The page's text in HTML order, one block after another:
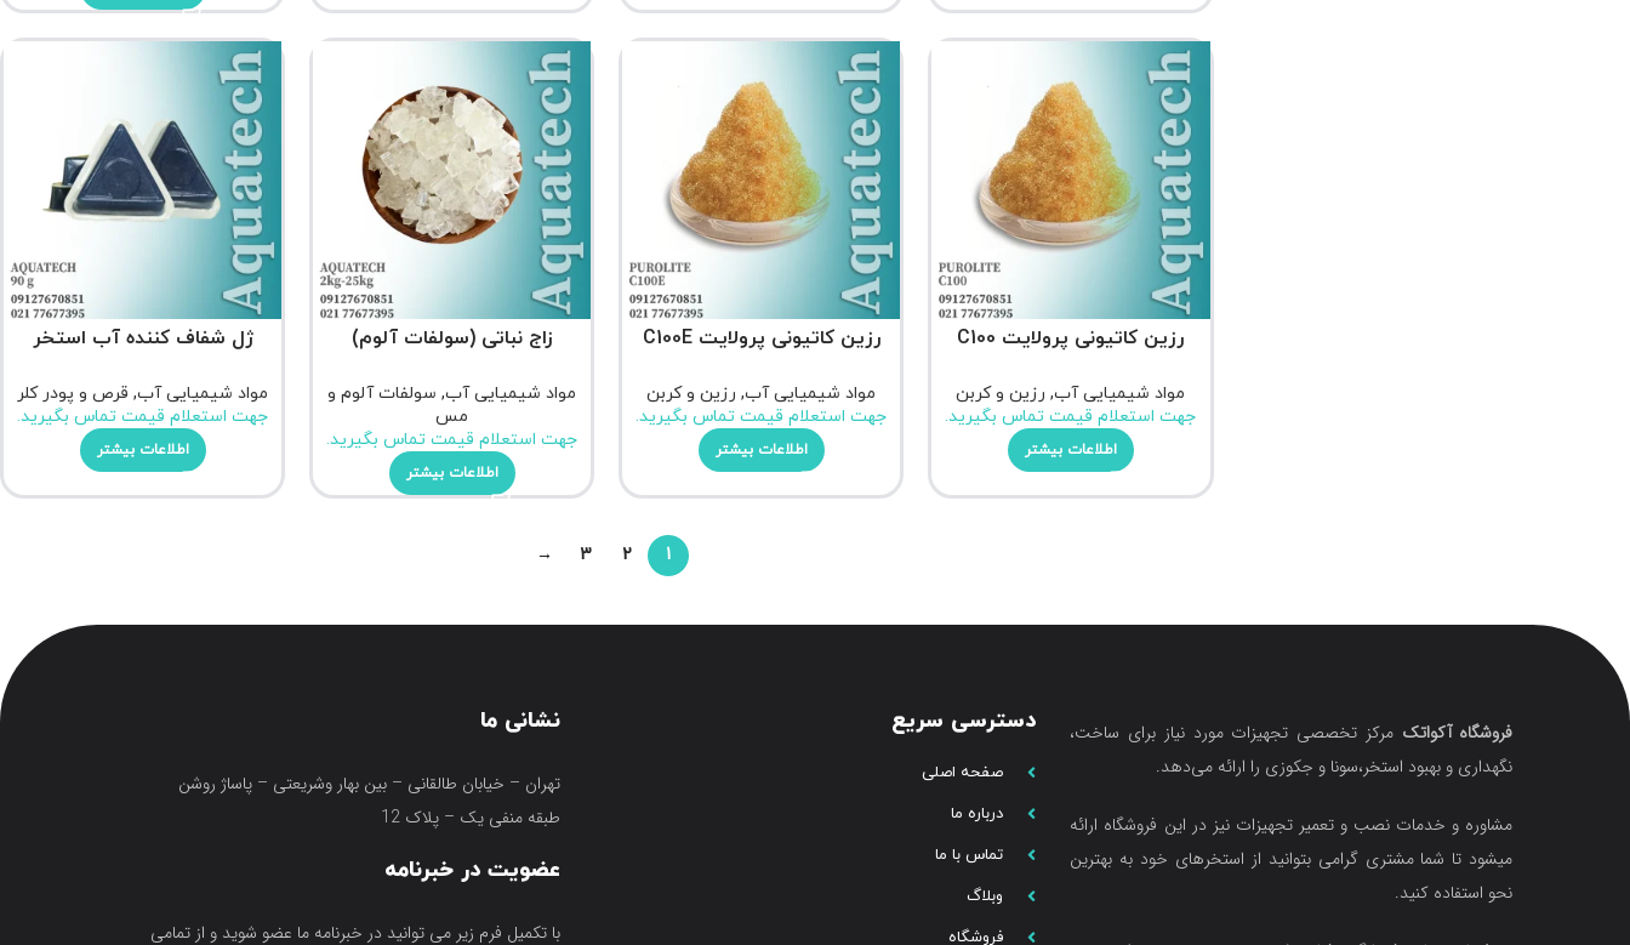
رزین کاتیونی پرولایت C100
مواد شیمیایی آب, رزین و کربن
جهت استعلام قیمت تماس بگیرید.
اطلاعات بیشتر
رزین کاتیونی پرولایت C100E
مواد شیمیایی آب, رزین و کربن
جهت استعلام قیمت تماس بگیرید.
اطلاعات بیشتر
زاج نباتی (سولفات آلوم)
مواد شیمیایی آب, سولفات آلوم و
مس
جهت استعلام قیمت تماس بگیرید.
اطلاعات بیشتر
ژل شفاف کننده آب استخر
مواد شیمیایی آب, قرص و پودر کلر
جهت استعلام قیمت تماس بگیرید.
اطلاعات بیشتر
1
2
3
→
فروشگاه آکواتک مرکز تخصصی تجهیزات مورد نیاز برای ساخت،
نگهداری و بهبود استخر،سونا و جکوزی را ارائه می‌دهد.
مشاوره و خدمات نصب و تعمیر تجهیزات نیز در این فروشگاه ارائه
میشود تا شما مشتری گرامی بتوانید از استخرهای خود به بهترین
نحو استفاده کنید.
دسترسی سریع
صفحه اصلی
درباره ما
تماس با ما
وبلاگ
فروشگاه
نشانی ما
تهران – خیابان طالقانی – بین بهار وشریعتی – پاساژ روشن
طبقه منفی یک – پلاک 12
عضویت در خبرنامه
با تکمیل فرم زیر می توانید در خبرنامه ما عضو شوید و از تمامی